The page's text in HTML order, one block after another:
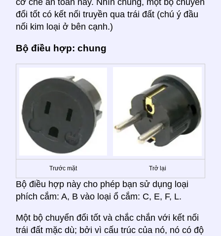
đổi tốt có kết nối truyền qua trái đất (chú ý đầu
nối kim loại ở bên cạnh.)
Bộ điều hợp: chung
Trước mặt Trở lại
Bộ điều hợp này cho phép bạn sử dụng loại
phích cắm: A, B vào loại ổ cắm: C, E, F, L.
Một bộ chuyển đổi tốt và chắc chắn với kết nối
trái đất mặc dù; bởi vì cấu trúc của nó, nó có độ